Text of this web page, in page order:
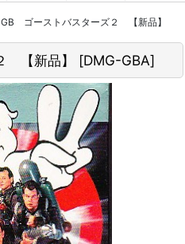
GB ゴーストバスターズ２ 【新品】
【新品】 [DMG-GBA]